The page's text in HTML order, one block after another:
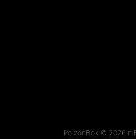
PoizonBox © 2026